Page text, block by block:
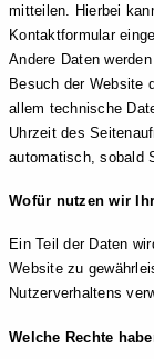
mitteilen. Hierbei
Kontaktformular
Andere Daten
Besuch der Website
allem technische
Uhrzeit des
automatisch, sobald
Wofür nutzen wir
Ein Teil der Daten
Website zu
Nutzerverhaltens
Welche Rechte